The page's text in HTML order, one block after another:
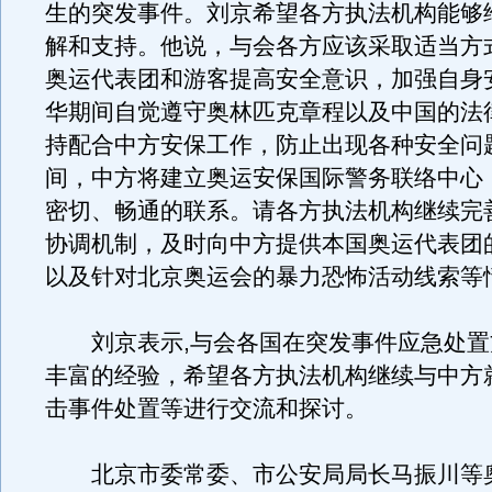
生的突发事件。刘京希望各方执法机构能够
解和支持。他说，与会各方应该采取适当方
奥运代表团和游客提高安全意识，加强自身
华期间自觉遵守奥林匹克章程以及中国的法
持配合中方安保工作，防止出现各种安全问
间，中方将建立奥运安保国际警务联络中心
密切、畅通的联系。请各方执法机构继续完
协调机制，及时向中方提供本国奥运代表团
以及针对北京奥运会的暴力恐怖活动线索等
刘京表示,与会各国在突发事件应急处置
丰富的经验，希望各方执法机构继续与中方
击事件处置等进行交流和探讨。
北京市委常委、市公安局局长马振川等